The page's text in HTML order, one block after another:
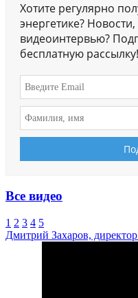
Хотите регулярно
энергетике?
видеоинтервью?
бесплатную рассылку!
Все видео
1 2 3 4 5
Дмитрий Захаров,